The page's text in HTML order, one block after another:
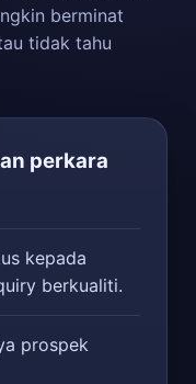
berminat
tidak tahu
perkara
kepada
berkualiti.
prospek